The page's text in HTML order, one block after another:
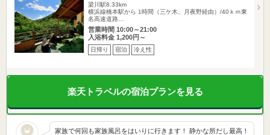
梁川駅8.33km
横浜線橋本駅から 1時間（三ケ木、月夜野経由）/40ｋｍ東
名高速道路…
営業時間 10:00～21:00
入浴料金 1,200円～
日帰り 宿泊 冷え性
楽天トラベルの宿泊プランを見る
家族で何回も家族風呂をはいりに行きます！ 静かな所だし最高！